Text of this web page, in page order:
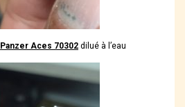
Panzer Aces 70302 dilué à l’eau